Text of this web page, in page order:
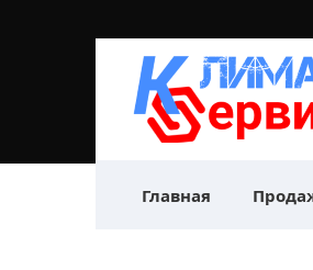
Главная